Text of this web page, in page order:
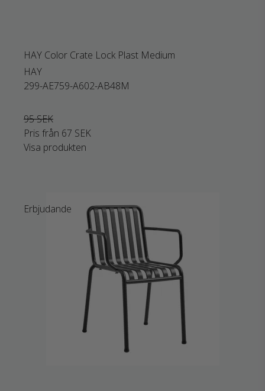
HAY Color Crate Lock Plast Medium
HAY
299-AE759-A602-AB48M
95 SEK
Pris från 67 SEK
Visa produkten
Erbjudande